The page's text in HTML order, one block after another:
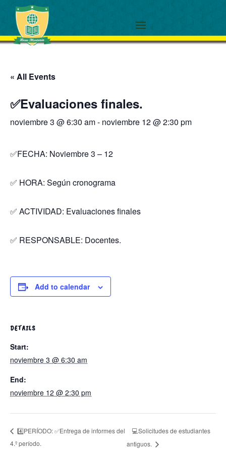
« All Events
✅Evaluaciones finales.
noviembre 3 @ 6:30 am- noviembre 12 @ 2:30 pm
✅FECHA: Noviembre 3 – 12
✅ HORA: Según cronograma
✅ ACTIVIDAD: Evaluaciones finales
✅ RESPONSABLE: Docentes.
Add to calendar
DETAILS
Start:
noviembre 3 @ 6:30 am
End:
noviembre 12 @ 2:30 pm
4️⃣PERÍODO: ✅Entrega de informes del
4.º período.
💻Solicitudes de estudiantes
antiguos.